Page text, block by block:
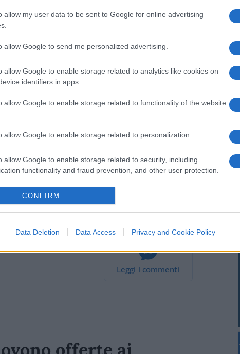
allow my user data to be sent to Google for online advertising
allow Google to send me personalized advertising.
allow Google to enable storage related to analytics like cookies on
identifiers in apps.
allow Google to enable storage related to functionality of the website
allow Google to enable storage related to personalization.
allow Google to enable storage related to security, including
functionality and fraud prevention, and other user protection.
CONFIRM
Data Deletion Data Access Privacy and Cookie Policy
E viene un po’ da ridere perché
Perché forse Bersani non ricorda
con una bambina ghanese di 4
bambina del nostro futuro. Magari non
politici sì. Come quelli di tante altre
parlare all’interno dei palazzetti dello
stesso +Europa. Ma se anche unospot
politico viene da chiedersi se questa
del 2024 non sia iniziata davvero un
del 27 settembre
29
Leggi i commenti